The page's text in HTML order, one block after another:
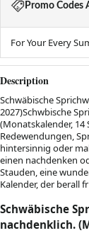
Promo Codes
For Your Every
Description
Schwäbische
2027)Schwbische
(Monatskalender, 14
Redewendungen,
hintersinnig oder
einen nachdenken
Stauden, eine
Kalender, der berall
Schwäbische
nachdenklich.